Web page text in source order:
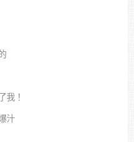
我！
汁